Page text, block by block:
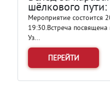
шёлкового
Узбекистан и
Мероприятие состоится
19:30.Встреча
Уз...
ПЕРЕЙТИ